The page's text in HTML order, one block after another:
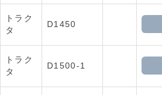
トラク
タ
D1450
トラク
タ
D1500-1